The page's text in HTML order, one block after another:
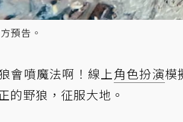
預告 。
會噴魔法啊！線上角色扮演模
的野狼，征服大地。